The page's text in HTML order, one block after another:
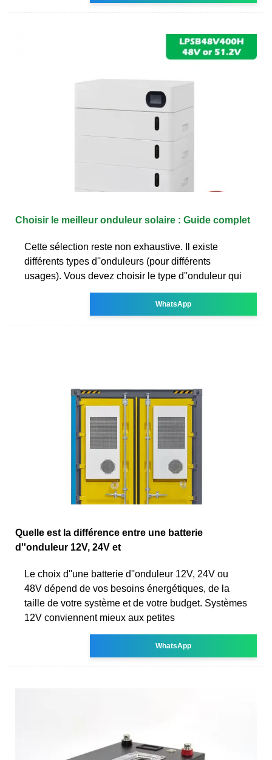
Choisir le meilleur onduleur solaire : Guide complet
Cette sélection reste non exhaustive. Il existe
différents types d''onduleurs (pour différents
usages). Vous devez choisir le type d''onduleur qui
WhatsApp
Quelle est la différence entre une batterie
d''onduleur 12V, 24V et
Le choix d''une batterie d''onduleur 12V, 24V ou
48V dépend de vos besoins énergétiques, de la
taille de votre système et de votre budget. Systèmes
12V conviennent mieux aux petites
WhatsApp